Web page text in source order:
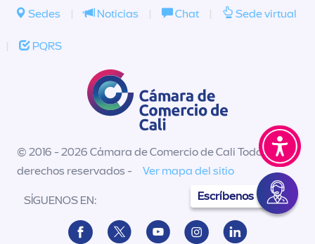
Escríbenos
Sedes | Noticias | Chat | Sede virtual
| PQRS
© 2016 - 2026 Cámara de Comercio de Cali Todos los
derechos reservados -
Ver mapa del sitio
SÍGUENOS EN: